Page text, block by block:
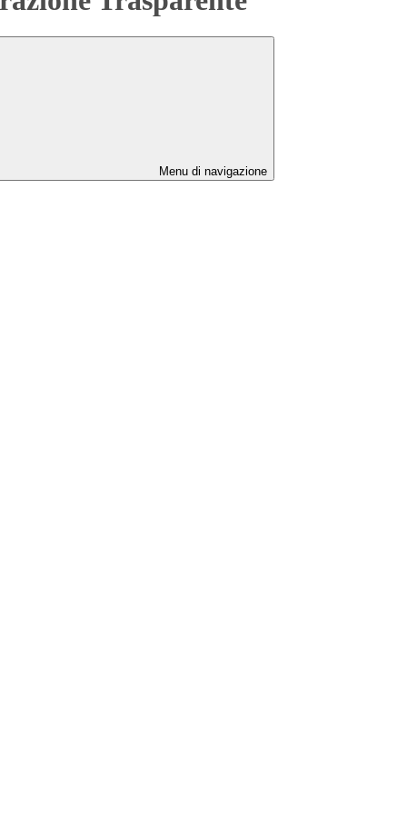
Menu di navigazione